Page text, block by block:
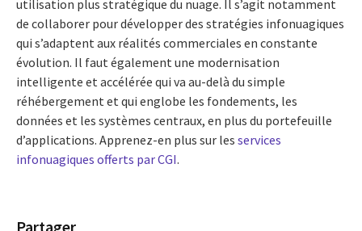
utilisation plus stratégique du nuage. Il s’agit notamment
de collaborer pour développer des stratégies infonuagiques
qui s’adaptent aux réalités commerciales en constante
évolution. Il faut également une modernisation
intelligente et accélérée qui va au-delà du simple
réhébergement et qui englobe les fondements, les
données et les systèmes centraux, en plus du portefeuille
d’applications. Apprenez-en plus sur les services
infonuagiques offerts par CGI.
Partager